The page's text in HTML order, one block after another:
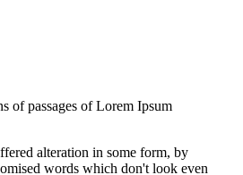
of passages of Lorem Ipsum
alteration in some form, by
words which don't look even